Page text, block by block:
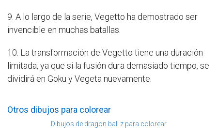
9. A lo largo de la serie, Vegetto ha demostrado ser
invencible en muchas batallas.
10. La transformación de Vegetto tiene una duración
limitada, ya que si la fusión dura demasiado tiempo, se
dividirá en Goku y Vegeta nuevamente.
Otros dibujos para colorear
Dibujos de dragon ball z para colorear